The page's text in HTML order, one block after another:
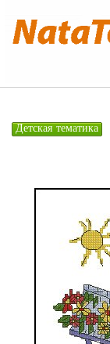
Детская тематика